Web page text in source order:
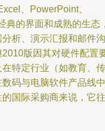
、PowerPoint、
典的界面和成熟的生态
析、演示汇报和邮件沟
版因其对硬件配置
特定行业（如教育、传
码与电脑软件产品线中
国际采购商来说，它往